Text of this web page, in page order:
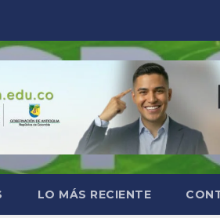
LO MÁS RECIENTE